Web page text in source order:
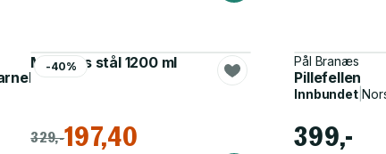
-40%
Matboks stål 1200 ml
329,-197,40
Pål Branæs
Pillefellen
Innbundet|
399,-